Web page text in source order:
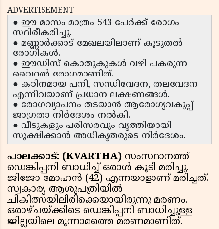
ADVERTISEMENT
● ഈ മാസം മാത്രം 543 പേർക്ക് രോഗം
സ്ഥിരീകരിച്ചു.
● മണ്ണാർക്കാട് മേഖലയിലാണ് കൂടുതൽ
രോഗികൾ.
● ഈഡിസ് കൊതുകുകൾ വഴി പകരുന്ന
വൈറൽ രോഗമാണിത്.
● കഠിനമായ പനി, സന്ധിവേദന, തലവേദന
എന്നിവയാണ് പ്രധാന ലക്ഷണങ്ങൾ.
● രോഗവ്യാപനം തടയാൻ ആരോഗ്യവകുപ്പ്
ജാഗ്രതാ നിർദേശം നൽകി.
● വീടുകളും പരിസരവും വൃത്തിയായി
സൂക്ഷിക്കാൻ അധികൃതരുടെ നിർദേശം.
പാലക്കാട്: (KVARTHA) സംസ്ഥാനത്ത്
ഡെങ്കിപ്പനി ബാധിച്ച് ഒരാൾ കൂടി മരിച്ചു.
ജിജോ മോഹൻ (42) എന്നയാളാണ് മരിച്ചത്.
സ്വകാര്യ ആശുപത്രിയിൽ
ചികിത്സയിലിരിക്കെയായിരുന്നു മരണം.
ഒരാഴ്ചയ്ക്കിടെ ഡെങ്കിപ്പനി ബാധിച്ചുള്ള
ജില്ലയിലെ മൂന്നാമത്തെ മരണമാണിത്.